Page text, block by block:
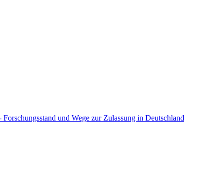
und Wege zur Zulassung in Deutschland